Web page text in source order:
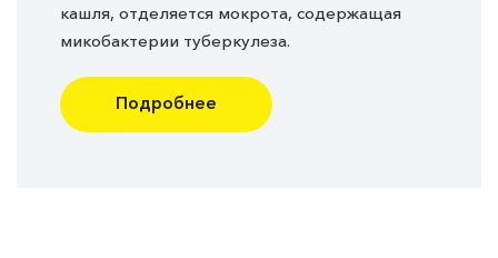
кашля, отделяется мокрота, содержащая
микобактерии туберкулеза.
Подробнее